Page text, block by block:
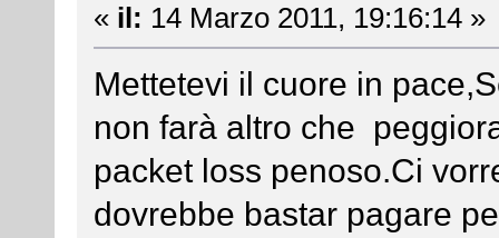
« il: 14 Marzo 2011, 19:16:14 »
Mettetevi il cuore in
non farà altro che
packet loss penoso.Ci
dovrebbe bastar pagare